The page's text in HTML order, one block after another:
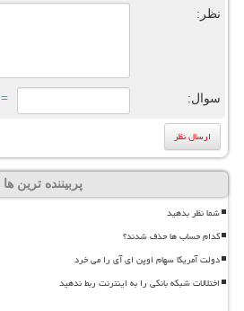
نظر:
سوال: = ۱ بعلاوه ۴
پربیننده ترین ها
شما نظر بدهید
کدام حساب ها حذف شدند؟
دولت آمریکا سهام اوپن ای آی را می خرد
اختلالات شبکه بانکی را به اینترنت ربط ندهید